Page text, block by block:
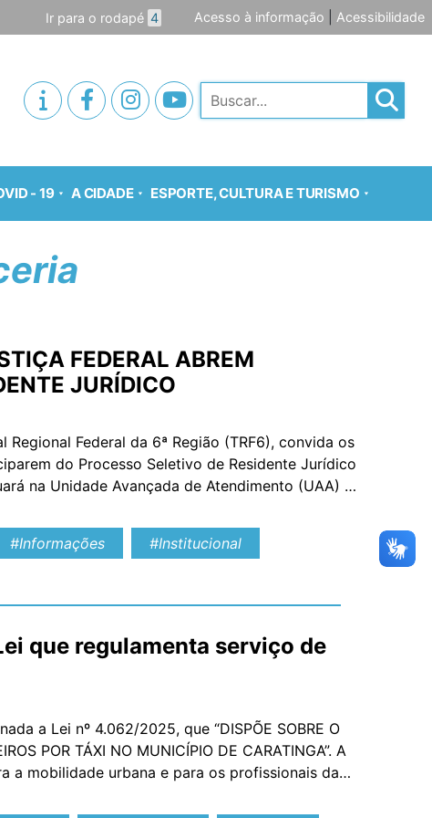
Ir para o rodapé 4 Acesso à informação Acessibilidade
Pesquisar
- 19 A CIDADE ESPORTE, CULTURA E TURISMO
FEDERAL ABREM
JURÍDICO
Federal da 6ª Região (TRF6), convida os
do Processo Seletivo de Residente Jurídico
na Unidade Avançada de Atendimento (UAA) da
#Informações
#Institucional
que regulamenta serviço de
a Lei nº 4.062/2025, que “DISPÕE SOBRE O
POR TÁXI NO MUNICÍPIO DE CARATINGA”. A
a mobilidade urbana e para os profissionais da